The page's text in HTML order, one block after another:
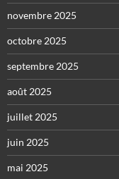
novembre 2025
octobre 2025
septembre 2025
août 2025
juillet 2025
juin 2025
mai 2025